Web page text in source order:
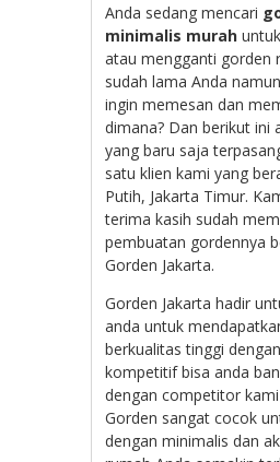
Anda sedang mencari
minimalis murah
atau mengganti gorden
sudah lama Anda
ingin memesan dan
dimana? Dan berikut ini
yang baru saja
satu klien kami yang
Putih, Jakarta Timur.
terima kasih sudah
pembuatan gordennya
Gorden Jakarta.
Gorden Jakarta hadir
anda untuk
berkualitas tinggi
kompetitif bisa anda
dengan competitor
Gorden sangat cocok
dengan minimalis dan